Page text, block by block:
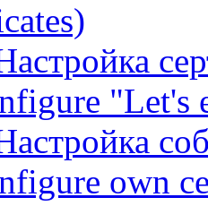
"Let's
own